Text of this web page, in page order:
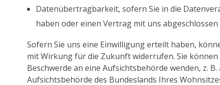
Datenübertragbarkeit, sofern Sie in die
haben oder einen Vertrag mit uns abgeschlossen
Sofern Sie uns eine Einwilligung erteilt haben,
mit Wirkung für die Zukunft widerrufen. Sie
Beschwerde an eine Aufsichtsbehörde wenden, z.
Aufsichtsbehörde des Bundeslands Ihres